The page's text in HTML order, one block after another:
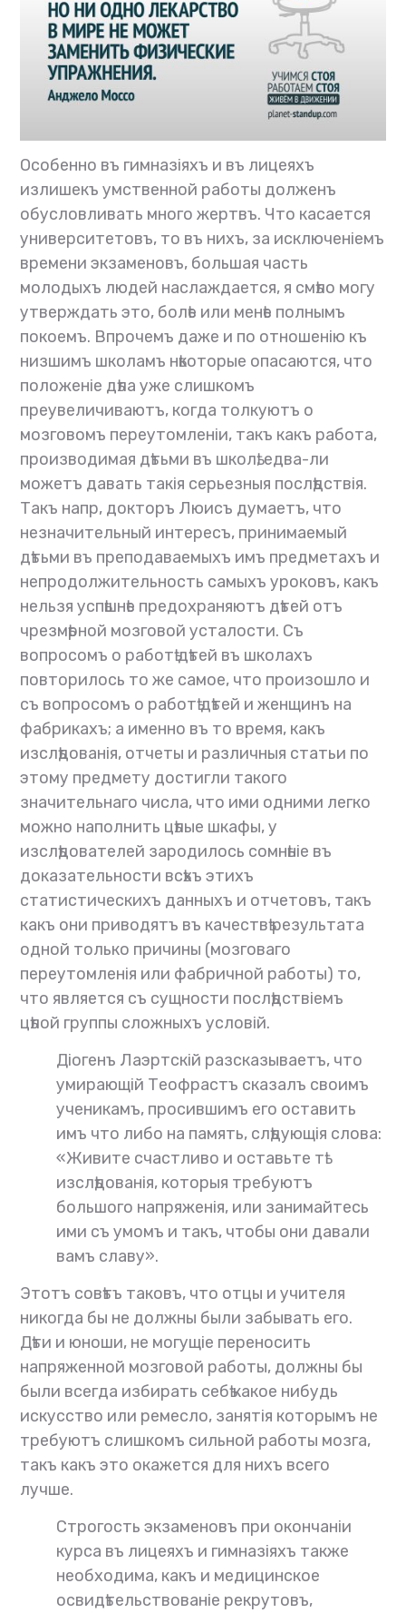
Особенно въ гимназіяхъ и въ лицеяхъ
излишекъ умственной работы долженъ
обусловливать много жертвъ. Что касается
университетовъ, то въ нихъ, за исключеніемъ
времени экзаменовъ, большая часть
молодыхъ людей наслаждается, я смѣло могу
утверждать это, болѣе или менѣе полнымъ
покоемъ. Впрочемъ даже и по отношенію къ
низшимъ школамъ нѣкоторые опасаются, что
положеніе дѣла уже слишкомъ
преувеличиваютъ, когда толкуютъ о
мозговомъ переутомленіи, такъ какъ работа,
производимая дѣтьми въ школѣ, едва-ли
можетъ давать такія серьезныя послѣдствія.
Такъ напр, докторъ Люисъ думаетъ, что
незначительный интересъ, принимаемый
дѣтьми въ преподаваемыхъ имъ предметахъ и
непродолжительность самыхъ уроковъ, какъ
нельзя успѣшнѣе предохраняютъ дѣтей отъ
чрезмѣрной мозговой усталости. Съ
вопросомъ о работѣ дѣтей въ школахъ
повторилось то же самое, что произошло и
съ вопросомъ о работѣ дѣтей и женщинъ на
фабрикахъ; а именно въ то время, какъ
изслѣдованія, отчеты и различныя статьи по
этому предмету достигли такого
значительнаго числа, что ими одними легко
можно наполнить цѣлые шкафы, у
изслѣдователей зародилось сомнѣніе въ
доказательности всѣхъ этихъ
статистическихъ данныхъ и отчетовъ, такъ
какъ они приводятъ въ качествѣ результата
одной только причины (мозговаго
переутомленія или фабричной работы) то,
что является съ сущности послѣдствіемъ
цѣлой группы сложныхъ условій.
Діогенъ Лаэртскій разсказываетъ, что
умирающій Теофрастъ сказалъ своимъ
ученикамъ, просившимъ его оставить
имъ что либо на память, слѣдующія слова:
«Живите счастливо и оставьте тѣ
изслѣдованія, которыя требуютъ
большого напряженія, или занимайтесь
ими съ умомъ и такъ, чтобы они давали
вамъ славу».
Этотъ совѣтъ таковъ, что отцы и учителя
никогда бы не должны были забывать его.
Дѣти и юноши, не могущіе переносить
напряженной мозговой работы, должны бы
были всегда избирать себѣ какое нибудь
искусство или ремесло, занятія которымъ не
требуютъ слишкомъ сильной работы мозга,
такъ какъ это окажется для нихъ всего
лучше.
Строгость экзаменовъ при окончаніи
курса въ лицеяхъ и гимназіяхъ также
необходима, какъ и медицинское
освидѣтельствованіе рекрутовъ,